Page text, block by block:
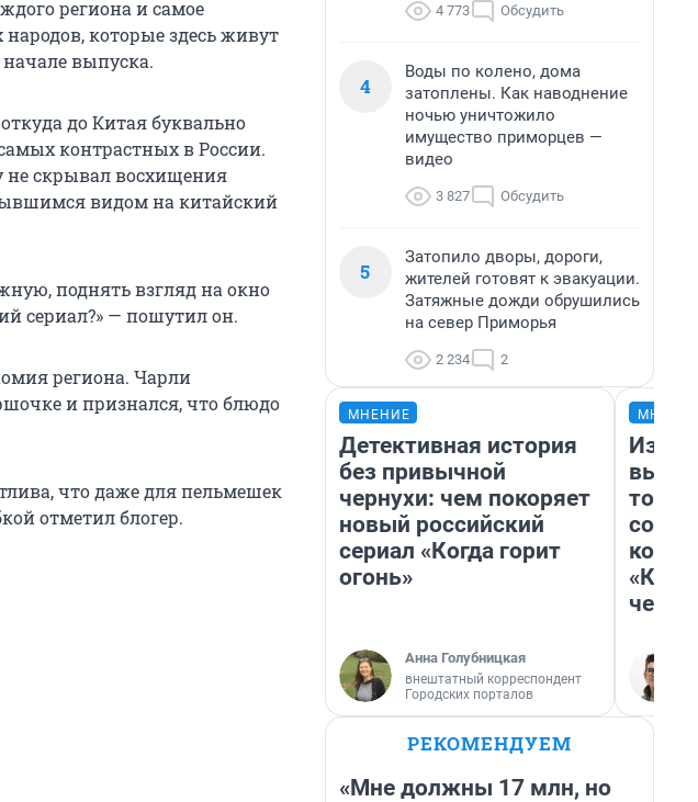
региона и самое
которые здесь живут
начале выпуска.
до Китая буквально
контрастных в России.
не скрывал восхищения
видом на китайский
поднять взгляд на окно
сериал?» — пошутил он.
региона. Чарли
и признался, что блюдо
что даже для пельмешек
отметил блогер.
4 773 Обсудить
4
Воды по колено, дома
затоплены. Как наводнение
ночью уничтожило
имущество приморцев —
видео
3 827 Обсудить
5
Затопило дворы, дороги,
жителей готовят к эвакуации.
Затяжные дожди обрушились
на север Приморья
2 234 2
МНЕНИЕ
Детективная история
без привычной
чернухи: чем покоряет
новый российский
сериал «Когда горит
огонь»
Анна Голубницкая
внештатный корреспондент
Городских порталов
РЕКОМЕНДУЕМ
«Мне должны 17 млн, но